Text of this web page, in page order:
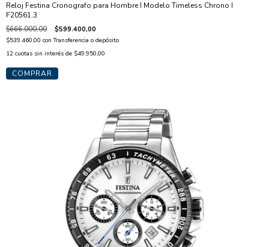
Reloj Festina Cronografo para Hombre I Modelo Timeless Chrono I
F20561.3
$666.000,00 $599.400,00
$539.460,00 con Transferencia o depósito
12 cuotas sin interés de $49.950,00